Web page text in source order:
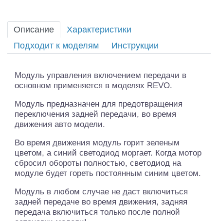
Описание
Характеристики
Подходит к моделям
Инструкции
Модуль управления включением передачи в
основном применяется в моделях REVO.
Модуль предназначен для предотвращения
переключения задней передачи, во время
движения авто модели.
Во время движения модуль горит зеленым
цветом, а синий светодиод моргает. Когда мотор
сбросил обороты полностью, светодиод на
модуле будет гореть постоянным синим цветом.
Модуль в любом случае не даст включиться
задней передаче во время движения, задняя
передача включиться только после полной